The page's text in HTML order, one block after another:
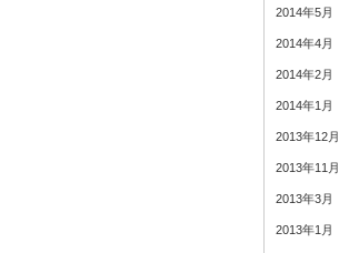
2014年5月
2014年4月
2014年2月
2014年1月
2013年12月
2013年11月
2013年3月
2013年1月